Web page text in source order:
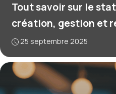
Tout savoir sur le
création, gestion et
25 septembre 2025